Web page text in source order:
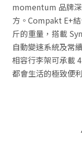
momentum 品牌
方。Compakt E+
斤的重量，搭載
自動變速系統及常
相容行李架可承載
都會生活的極致便